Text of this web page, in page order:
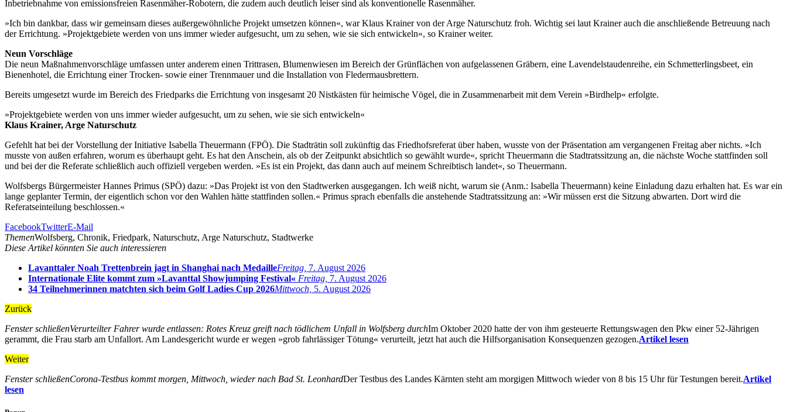
Inbetriebnahme von emissionsfreien Rasenmäher-Robotern, die zudem auch deutlich leiser sind als konventionelle Rasenmäher.
»Ich bin dankbar, dass wir gemeinsam dieses außergewöhnliche Projekt umsetzen können«, war Klaus Krainer von der Arge Naturschutz froh. Wichtig sei laut Krainer auch die anschließende Betreuung nach
der Errichtung. »Projektgebiete werden von uns immer wieder aufgesucht, um zu sehen, wie sie sich entwickeln«, so Krainer weiter.
Neun Vorschläge
Die neun Maßnahmenvorschläge umfassen unter anderem einen Trittrasen, Blumenwiesen im Bereich der Grünflächen von aufgelassenen Gräbern, eine Lavendelstaudenreihe, ein Schmetterlingsbeet, ein
Bienenhotel, die Errichtung einer Trocken- sowie einer Trennmauer und die Installation von Fledermausbrettern.
Bereits umgesetzt wurde im Bereich des Friedparks die Errichtung von insgesamt 20 Nistkästen für heimische Vögel, die in Zusammenarbeit mit dem Verein »Birdhelp« erfolgte.
»Projektgebiete werden von uns immer wieder aufgesucht, um zu sehen, wie sie sich entwickeln«
Klaus Krainer, Arge Naturschutz
Gefehlt hat bei der Vorstellung der Initiative Isabella Theuermann (FPÖ). Die Stadträtin soll zukünftig das Friedhofsreferat über haben, wusste von der Präsentation am vergangenen Freitag aber nichts. »Ich
musste von außen erfahren, worum es überhaupt geht. Es hat den Anschein, als ob der Zeitpunkt absichtlich so gewählt wurde«, spricht Theuermann die Stadtratssitzung an, die nächste Woche stattfinden soll
und bei der die Referate schließlich auch offiziell vergeben werden. »Es ist ein Projekt, das dann auch auf meinem Schreibtisch landet«, so Theuermann.
Wolfsbergs Bürgermeister Hannes Primus (SPÖ) dazu: »Das Projekt ist von den Stadtwerken ausgegangen. Ich weiß nicht, warum sie (Anm.: Isabella Theuermann) keine Einladung dazu erhalten hat. Es war ein
lange geplanter Termin, der eigentlich schon vor den Wahlen hätte stattfinden sollen.« Primus sprach ebenfalls die anstehende Stadtratssitzung an: »Wir müssen erst die Sitzung abwarten. Dort wird die
Referatseinteilung beschlossen.«
FacebookTwitterE-Mail
ThemenWolfsberg, Chronik, Friedpark, Naturschutz, Arge Naturschutz, Stadtwerke
Diese Artikel könnten Sie auch interessieren
Lavanttaler Noah Trettenbrein jagt in Shanghai nach MedailleFreitag, 7. August 2026
Internationale Elite kommt zum »Lavanttal Showjumping Festival« Freitag, 7. August 2026
34 Teilnehmerinnen matchten sich beim Golf Ladies Cup 2026Mittwoch, 5. August 2026
Zurück
Fenster schließenVerurteilter Fahrer wurde entlassen: Rotes Kreuz greift nach tödlichem Unfall in Wolfsberg durchIm Oktober 2020 hatte der von ihm gesteuerte Rettungswagen den Pkw einer 52-Jährigen
gerammt, die Frau starb am Unfallort. Am Landesgericht wurde er wegen »grob fahrlässiger Tötung« verurteilt, jetzt hat auch die Hilfsorganisation Konsequenzen gezogen.Artikel lesen
Weiter
Fenster schließenCorona-Testbus kommt morgen, Mittwoch, wieder nach Bad St. LeonhardDer Testbus des Landes Kärnten steht am morgigen Mittwoch wieder von 8 bis 15 Uhr für Testungen bereit.Artikel
lesen